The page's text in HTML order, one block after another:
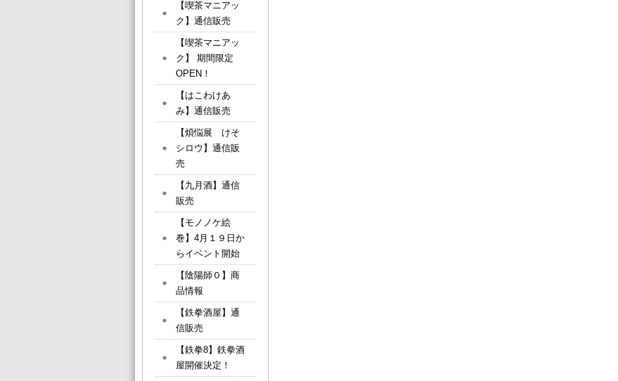
【喫茶マニアッ
ク】通信販売
【喫茶マニアッ
ク】 期間限定
OPEN！
【はこわけあ
み】通信販売
【煩悩展 けそ
シロウ】通信販
売
【九月酒】通信
販売
【モノノケ絵
巻】4月１９日か
らイベント開始
【陰陽師０】商
品情報
【鉄拳酒屋】通
信販売
【鉄拳8】鉄拳酒
屋開催決定！